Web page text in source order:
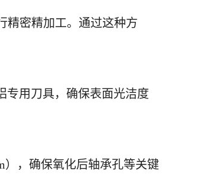
精密精加工。通过这种方
专用刀具，确保表面光洁度
），确保氧化后轴承孔等关键